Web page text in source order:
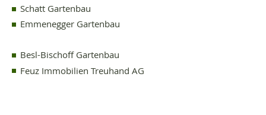
Schatt Gartenbau
Emmenegger Gartenbau
Besl-Bischoff Gartenbau
Feuz Immobilien Treuhand AG